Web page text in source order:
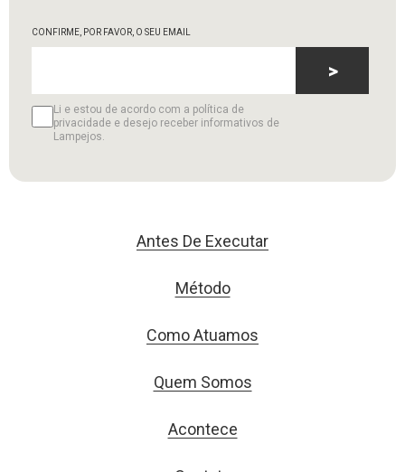
CONFIRME, POR FAVOR, O SEU EMAIL
Li e estou de acordo com a política de
privacidade e desejo receber informativos de
Lampejos.
>
Antes De Executar
Método
Como Atuamos
Quem Somos
Acontece